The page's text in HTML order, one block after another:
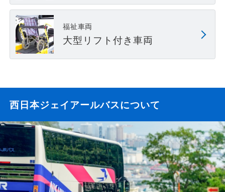
福祉車両
大型リフト付き車両
西日本ジェイアールバスについて